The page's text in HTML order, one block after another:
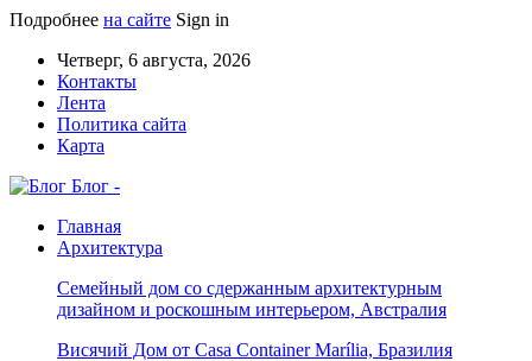
Подробнее на сайте Sign in
Четверг, 6 августа, 2026
Контакты
Лента
Политика сайта
Карта
Блог -
Главная
Архитектура
Семейный дом со сдержанным архитектурным
дизайном и роскошным интерьером, Австралия
Висячий Дом от Casa Container Marília, Бразилия